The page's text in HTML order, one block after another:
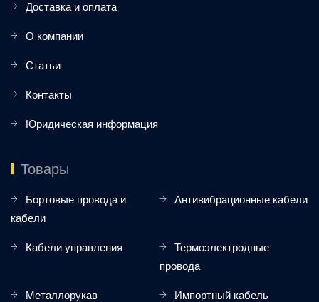
Доставка и оплата
О компании
Статьи
Контакты
Юридическая информация
Товары
Бортовые провода и
кабели
Антивибрационные кабели
Кабели управления
Термоэлектродные
провода
Металлорукав
Импортный кабель